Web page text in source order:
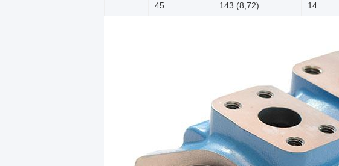
45 143 (8,72) 14